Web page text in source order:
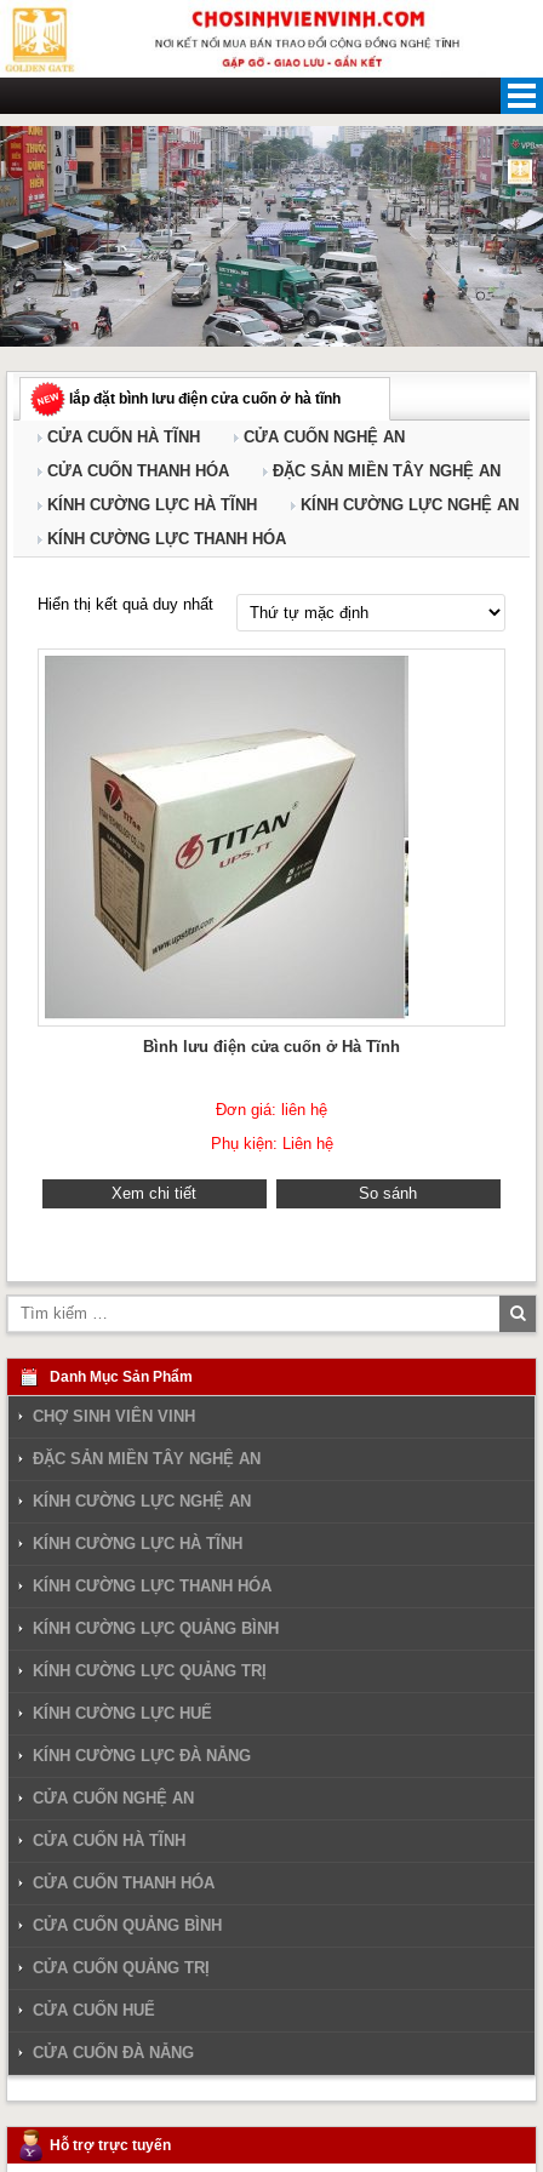
Skip
content
lắp đặt bình lưu điện cửa cuốn ở hà tĩnh
CỬA CUỐN HÀ TĨNH
CỬA CUỐN NGHỆ AN
CỬA CUỐN THANH HÓA
ĐẶC SẢN MIỀN TÂY NGHỆ AN
KÍNH CƯỜNG LỰC HÀ TĨNH
KÍNH CƯỜNG LỰC NGHỆ AN
KÍNH CƯỜNG LỰC THANH HÓA
Hiển thị kết quả duy nhất
Bình lưu điện cửa cuốn ở Hà Tĩnh
Đơn giá: liên hệ
Phụ kiện: Liên hệ
Xem chi tiết So sánh
Danh Mục Sản Phẩm
CHỢ SINH VIÊN VINH
ĐẶC SẢN MIỀN TÂY NGHỆ AN
KÍNH CƯỜNG LỰC NGHỆ AN
KÍNH CƯỜNG LỰC HÀ TĨNH
KÍNH CƯỜNG LỰC THANH HÓA
KÍNH CƯỜNG LỰC QUẢNG BÌNH
KÍNH CƯỜNG LỰC QUẢNG TRỊ
KÍNH CƯỜNG LỰC HUẾ
KÍNH CƯỜNG LỰC ĐÀ NẴNG
CỬA CUỐN NGHỆ AN
CỬA CUỐN HÀ TĨNH
CỬA CUỐN THANH HÓA
CỬA CUỐN QUẢNG BÌNH
CỬA CUỐN QUẢNG TRỊ
CỬA CUỐN HUẾ
CỬA CUỐN ĐÀ NẴNG
Hỗ trợ trực tuyến